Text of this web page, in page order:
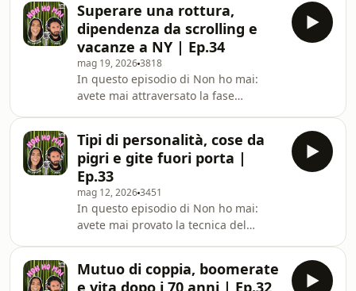
hanno invitato Mattiratti e Altea per
condividere un po' di Non ho mai in
compagnia di amici fidati (forse). Ad
esempio: avete mai organizzato un
addio al nubilato? E come vi
immaginate il vostro? Avete mai
mentito sul contenuto della playlist "i
miei brani più a
Superare una rottura,
dipendenza da scrolling e
vacanze a NY | Ep.34
mag 19, 20263818
In questo episodio di Non ho mai:
avete mai attraversato la fase
per superare una rottura? Avete mai
fatto un viaggio negli Stati Uniti? Siete
team New York o team Los Angeles?! E
perché in vacanza riusciamo ad
essere la versione migliore di noi?! E
poi... Avete mai sentito parlare del
phubbing? Sappiate che potreste
essern
Tipi di personalità, cose da
pigri e gite fuori porta |
Ep.33
mag 12, 20263451
In questo episodio di Non ho mai:
avete mai provato la tecnica del
testa?! Siete mai stati a fare una
Mutuo di coppia, boomerate
e vita dopo i 70 anni | Ep.32